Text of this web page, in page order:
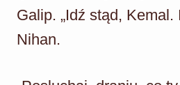
Galip. „Idź stąd, Kemal.
Nihan.